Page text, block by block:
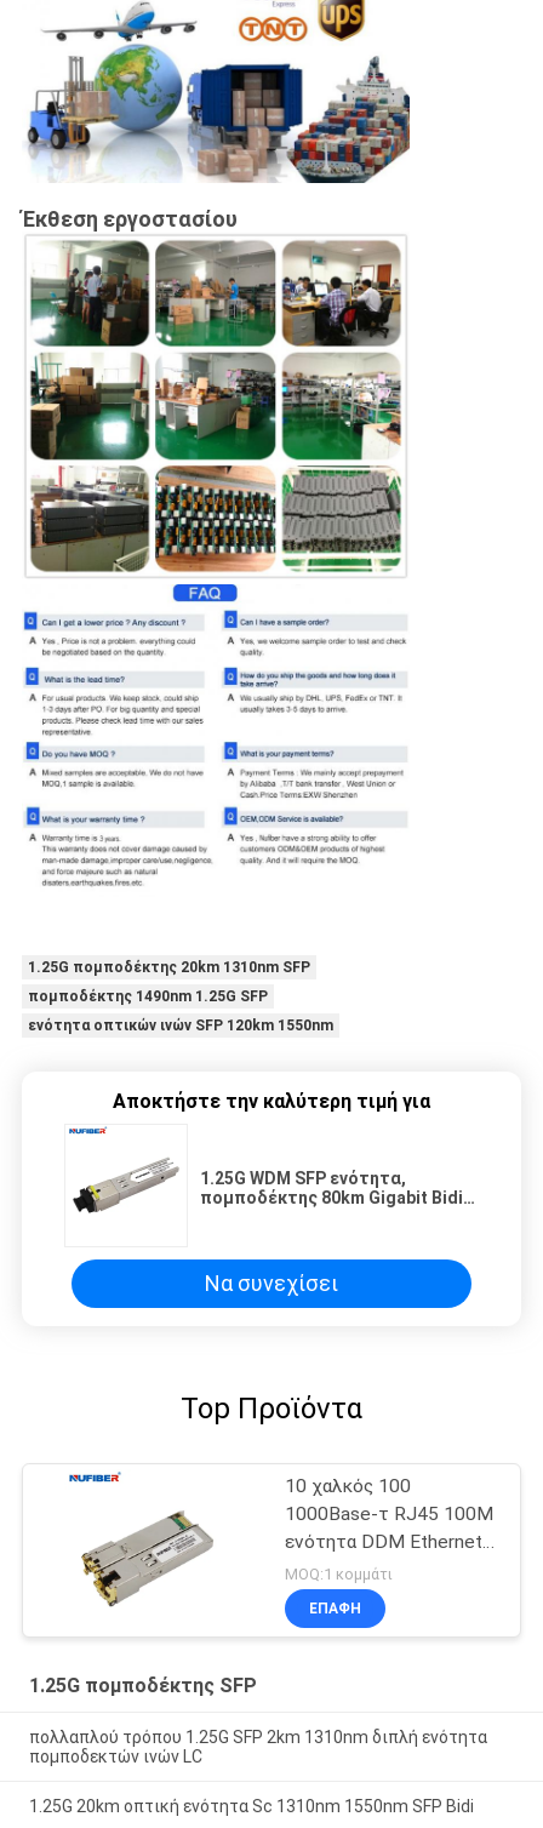
Έκθεση εργοστασίου
1.25G πομποδέκτης 20km 1310nm SFP
πομποδέκτης 1490nm 1.25G SFP
ενότητα οπτικών ινών SFP 120km 1550nm
Αποκτήστε την καλύτερη τιμή για
1.25G WDM SFP ενότητα,
πομποδέκτης 80km Gigabit Bidi
Να συνεχίσει
Top Προϊόντα
10 χαλκός 100
1000Base-τ RJ45 100M
ενότητα DDM Ethernet
SFP
MOQ:1 κομμάτι
ΕΠΑΦΉ
1.25G πομποδέκτης SFP
πολλαπλού τρόπου 1.25G SFP 2km 1310nm διπλή ενότητα
πομποδεκτών ινών LC
1.25G 20km οπτική ενότητα Sc 1310nm 1550nm SFP Bidi